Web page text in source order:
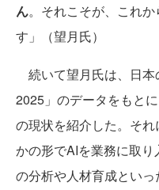
ん。それこそが、これ
す」（望月氏）
続いて望月氏は、日
2025」のデータをもと
の現状を紹介した。そ
かの形でAIを業務に取
の分析や人材育成といっ